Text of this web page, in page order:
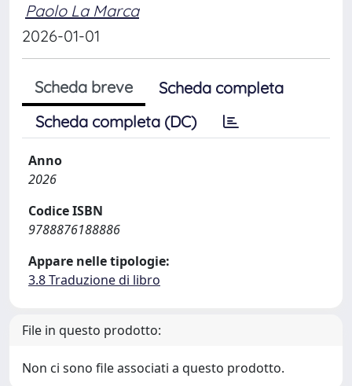
Paolo La Marca
2026-01-01
Scheda breve
Scheda completa
Scheda completa (DC)
Anno
2026
Codice ISBN
9788876188886
Appare nelle tipologie:
3.8 Traduzione di libro
File in questo prodotto:
Non ci sono file associati a questo prodotto.